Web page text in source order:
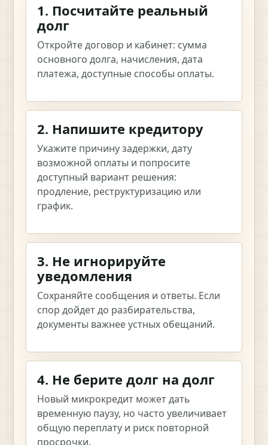
1. Посчитайте реальный
долг
Откройте договор и кабинет: сумма
основного долга, начисления, дата
платежа, доступные способы оплаты.
2. Напишите кредитору
Укажите причину задержки, дату
возможной оплаты и попросите
доступный вариант решения:
продление, реструктуризацию или
график.
3. Не игнорируйте
уведомления
Сохраняйте сообщения и ответы. Если
спор дойдет до разбирательства,
документы важнее устных обещаний.
4. Не берите долг на долг
Новый микрокредит может дать
временную паузу, но часто увеличивает
общую переплату и риск повторной
просрочки.